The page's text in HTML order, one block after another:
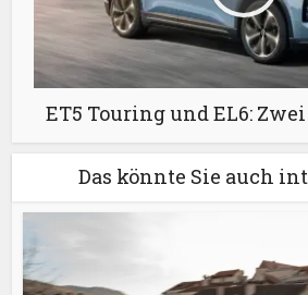
ET5 Touring und EL6:
Das könnte Sie auch